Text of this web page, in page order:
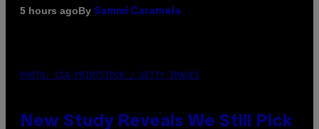
5 hours agoBy Sammi Caramela
PHOTO: CSA-PRINTSTOCK / GETTY IMAGES
New Study Reveals We Still Pick